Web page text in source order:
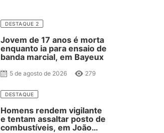
DESTAQUE 2
Jovem de 17 anos é morta
enquanto ia para ensaio de
banda marcial, em Bayeux
5 de agosto de 2026 279
DESTAQUE
Homens rendem vigilante
e tentam assaltar posto de
combustíveis, em João